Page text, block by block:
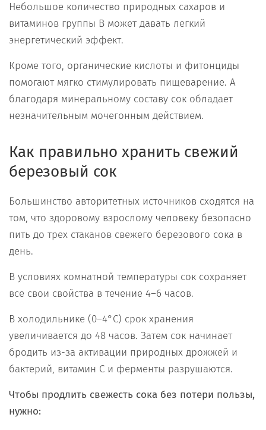
Небольшое количество природных сахаров и
витаминов группы B может давать легкий
энергетический эффект.
Кроме того, органические кислоты и фитонциды
помогают мягко стимулировать пищеварение. А
благодаря минеральному составу сок обладает
незначительным мочегонным действием.
Как правильно хранить свежий
березовый сок
Большинство авторитетных источников сходятся на
том, что здоровому взрослому человеку безопасно
пить до трех стаканов свежего березового сока в
день.
В условиях комнатной температуры сок сохраняет
все свои свойства в течение 4–6 часов.
В холодильнике (0–4°C) срок хранения
увеличивается до 48 часов. Затем сок начинает
бродить из-за активации природных дрожжей и
бактерий, витамин C и ферменты разрушаются.
Чтобы продлить свежесть сока без потери пользы,
нужно: